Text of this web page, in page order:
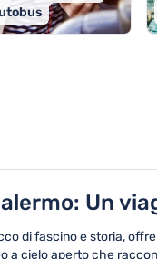
Un
di fascino e storia,
a cielo aperto che